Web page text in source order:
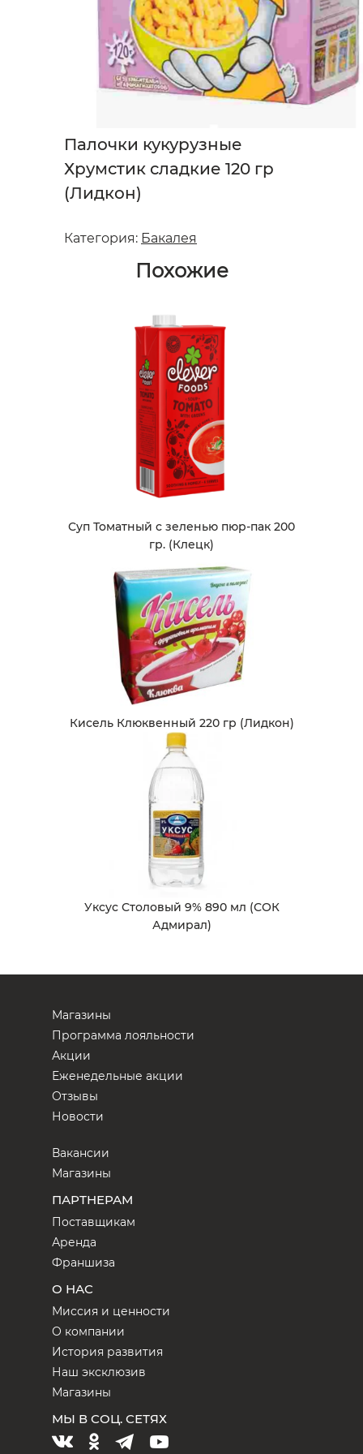
Палочки кукурузные
Хрумстик сладкие 120 гр
(Лидкон)
Категория: Бакалея
Похожие
Суп Томатный с зеленью пюр-пак 200
гр. (Клецк)
Кисель Клюквенный 220 гр (Лидкон)
Уксус Столовый 9% 890 мл (СОК
Адмирал)
Магазины
Программа лояльности
Акции
Еженедельные акции
Отзывы
Новости
Вакансии
Магазины
ПАРТНЕРАМ
Поставщикам
Аренда
Франшиза
О НАС
Миссия и ценности
О компании
История развития
Наш эксклюзив
Магазины
МЫ В СОЦ. СЕТЯХ